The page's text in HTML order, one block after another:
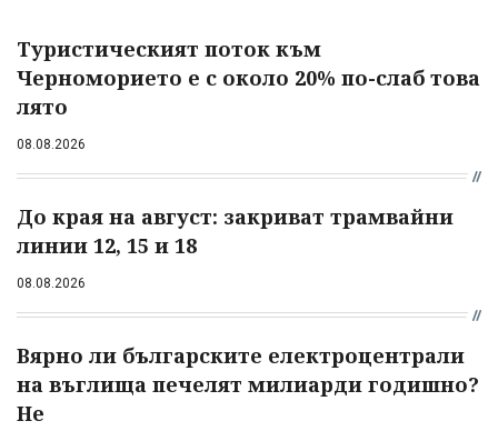
Туристическият поток към
Черноморието е с около 20% по-слаб това
лято
08.08.2026
До края на август: закриват трамвайни
линии 12, 15 и 18
08.08.2026
Вярно ли българските електроцентрали
на въглища печелят милиарди годишно?
Не